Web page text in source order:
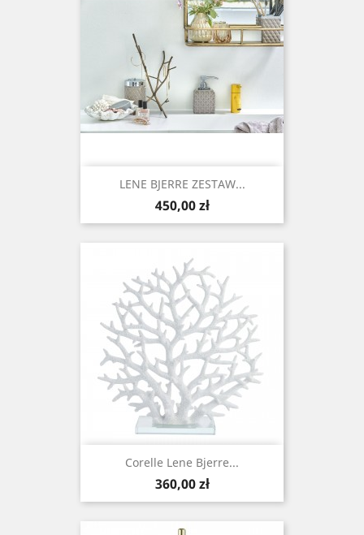
LENE BJERRE ZESTAW...
Cena
450,00 zł
Corelle Lene Bjerre...
Cena
360,00 zł